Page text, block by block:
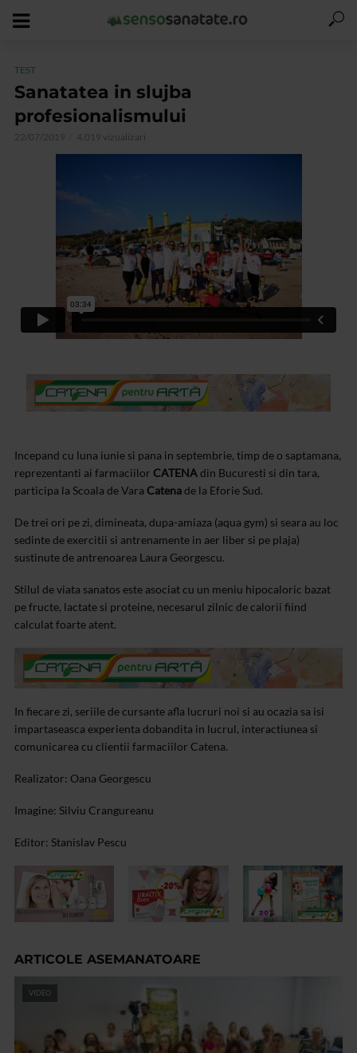
TEST
Sanatatea in slujba
profesionalismului
22/07/2019 4.019 vizualizari
Incepand cu luna iunie si pana in septembrie, timp de o saptamana,
reprezentanti ai farmaciilor CATENAdin Bucuresti si din tara,
participa la Scoala de Vara Catenade la Eforie Sud.
De trei ori pe zi, dimineata, dupa-amiaza (aqua gym) si seara au loc
sedinte de exercitii si antrenamente in aer liber si pe plaja)
sustinute de antrenoarea Laura Georgescu.
Stilul de viata sanatos este asociat cu un meniu hipocaloric bazat
pe fructe, lactate si proteine, necesarul zilnic de calorii fiind
calculat foarte atent.
In fiecare zi, seriile de cursante afla lucruri noi si au ocazia sa isi
impartaseasca experienta dobandita in lucrul, interactiunea si
comunicarea cu clientii farmaciilor Catena.
Realizator: Oana Georgescu
Imagine: Silviu Crangureanu
Editor: Stanislav Pescu
ARTICOLE ASEMANATOARE
VIDEO